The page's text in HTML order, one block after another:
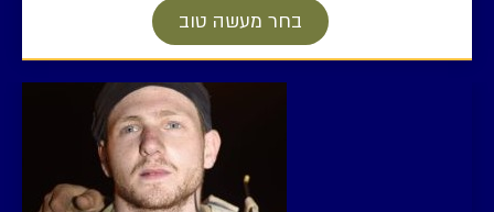
בחר מעשה טוב